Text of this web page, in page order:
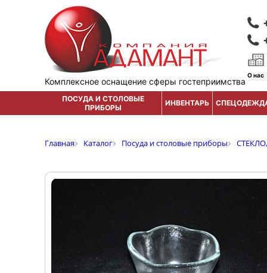
Комплексное оснащение сферы гостеприимства
О нас
ПОСУДА И СТОЛОВЫЕ
ПРИБОРЫ
ИНВЕНТАРЬ
Главная Каталог Посуда и столовые приборы